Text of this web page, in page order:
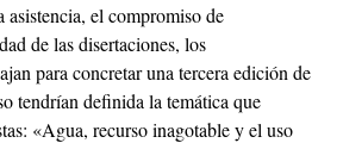
el compromiso de
de las disertaciones, los
para concretar una tercera edición de
tendrían definida la temática que
«Agua, recurso inagotable y el uso